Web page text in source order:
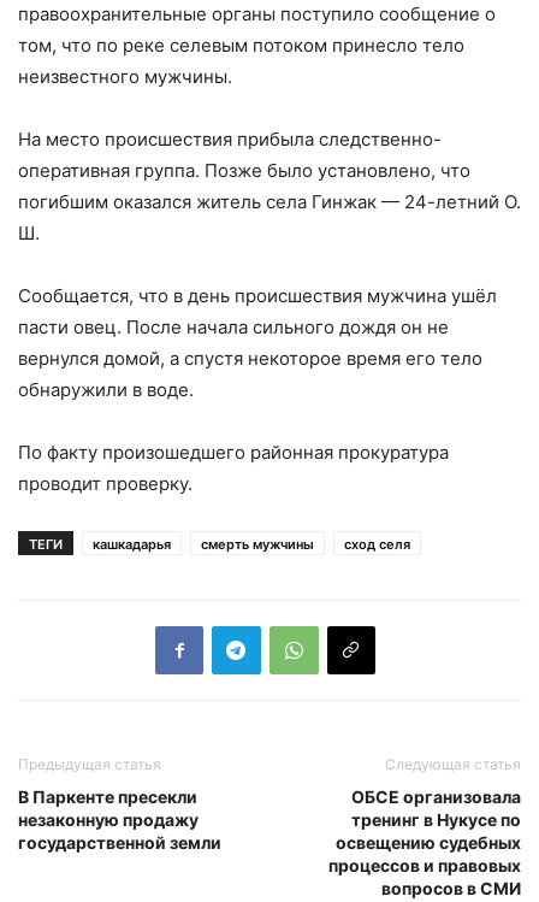
правоохранительные органы поступило сообщение о
том, что по реке селевым потоком принесло тело
неизвестного мужчины.
На место происшествия прибыла следственно-
оперативная группа. Позже было установлено, что
погибшим оказался житель села Гинжак — 24-летний О.
Ш.
Сообщается, что в день происшествия мужчина ушёл
пасти овец. После начала сильного дождя он не
вернулся домой, а спустя некоторое время его тело
обнаружили в воде.
По факту произошедшего районная прокуратура
проводит проверку.
ТЕГИ кашкадарья смерть мужчины сход селя
Предыдущая статья
В Паркенте пресекли
незаконную продажу
государственной земли
Следующая статья
ОБСЕ организовала
тренинг в Нукусе по
освещению судебных
процессов и правовых
вопросов в СМИ